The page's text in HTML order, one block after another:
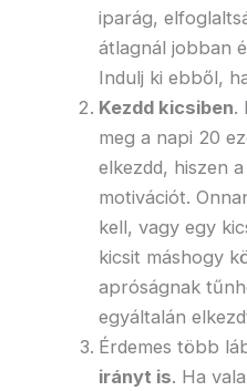
iparág,
átlagnál jobban
Indulj ki ebből,
Kezdd kicsiben.
meg a napi 20
elkezdd, hiszen
motivációt.
kell, vagy egy
kicsit máshogy
apróságnak
egyáltalán
Érdemes több
irányt is. Ha